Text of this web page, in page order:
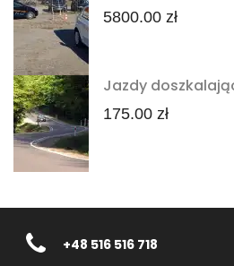
5800.00 zł
Jazdy
175.00 zł
+48 516 516 718